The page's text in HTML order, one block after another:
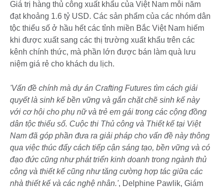
Giá trị hàng thủ công xuất khẩu của Việt Nam mỗi năm
đạt khoảng 1.6 tỷ USD. Các sản phẩm của các nhóm dân
tộc thiểu số ở hầu hết các tỉnh miền Bắc Việt Nam hiếm
khi được xuất sang các thị trường xuất khẩu trên các
kênh chính thức, mà phần lớn được bán làm quà lưu
niệm giá rẻ cho khách du lịch.
'Vấn đề chính mà dự án Crafting Futures tìm cách giải
quyết là sinh kế bền vững và gắn chặt chẽ sinh kế này
với cơ hội cho phụ nữ và trẻ em gái trong các cộng đồng
dân tộc thiểu số. Cuộc thi Thủ công và Thiết kế tại Việt
Nam đã góp phần đưa ra giải pháp cho vấn đề này thông
qua việc thúc đẩy cách tiếp cận sáng tạo, bền vững và có
đạo đức cũng như phát triển kinh doanh trong ngành thủ
công và thiết kế cũng như tăng cường hợp tác giữa các
nhà thiết kế và các nghệ nhân.', Delphine Pawlik, Giám